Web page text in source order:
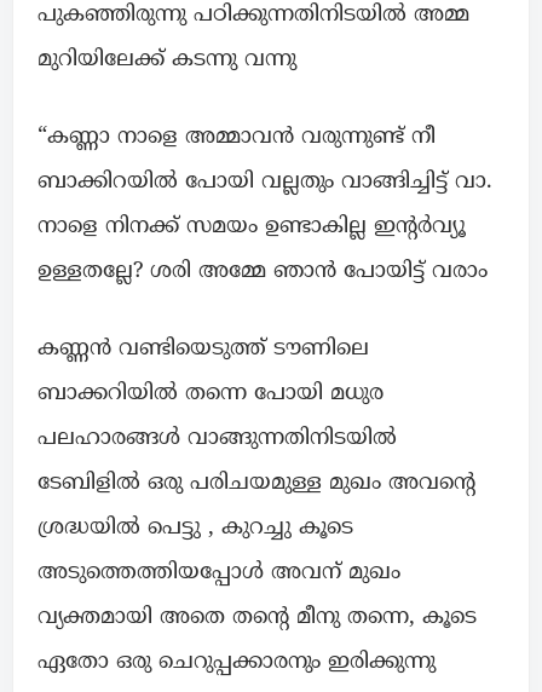
പുകഞ്ഞിരുന്നു പഠിക്കുന്നതിനിടയിൽ അമ്മ
മുറിയിലേക്ക് കടന്നു വന്നു
“കണ്ണാ നാളെ അമ്മാവൻ വരുന്നുണ്ട് നീ
ബാക്കിറയിൽ പോയി വല്ലതും വാങ്ങിച്ചിട്ട് വാ.
നാളെ നിനക്ക് സമയം ഉണ്ടാകില്ല ഇന്റർവ്യൂ
ഉള്ളതല്ലേ? ശരി അമ്മേ ഞാൻ പോയിട്ട് വരാം
കണ്ണൻ വണ്ടിയെടുത്ത് ടൗണിലെ
ബാക്കറിയിൽ തന്നെ പോയി മധുര
പലഹാരങ്ങൾ വാങ്ങുന്നതിനിടയിൽ
ടേബിളിൽ ഒരു പരിചയമുള്ള മുഖം അവന്റെ
ശ്രദ്ധയിൽ പെട്ടു , കുറച്ചു കൂടെ
അടുത്തെത്തിയപ്പോൾ അവന് മുഖം
വ്യക്തമായി അതെ തന്റെ മീനു തന്നെ, കൂടെ
ഏതോ ഒരു ചെറുപ്പക്കാരനും ഇരിക്കുന്നു